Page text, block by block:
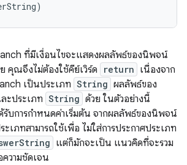
)
ที่มีเงื่อนไขจะแสดงผลลัพธ์ของนิพจน์
คุณจึงไม่ต้องใช้คีย์เวิร์ด
return เนื่องจาก
เป็นประเภท String ผลลัพธ์ของ
ประเภท String ด้วย ในตัวอย่างนี้
รับการกำหนดค่าเริ่มต้น จากผลลัพธ์ของนิพจน์
เภทสามารถใช้เพื่อ ไม่ใส่การประกาศประเภท
แต่ก็มักจะเป็น แนวคิดที่จะรวม
วามชัดเจน